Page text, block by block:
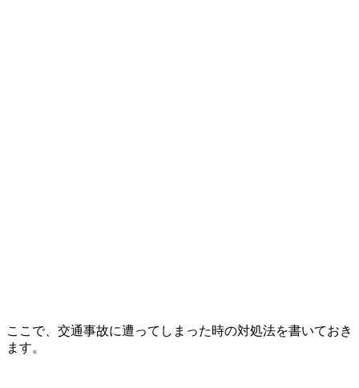
ここで、交通事故に遭ってしまった時の対処法を書いておき
ます。